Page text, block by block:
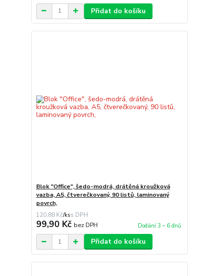
Přidat do košíku
Blok "Office", šedo-modrá, drátěná kroužková
vazba, A5, čtverečkovaný, 90 listů, laminovaný
povrch,
120,88 Kč/ks
99,90 Kč bez DPH Dodání 3 – 6 dnů
Přidat do košíku